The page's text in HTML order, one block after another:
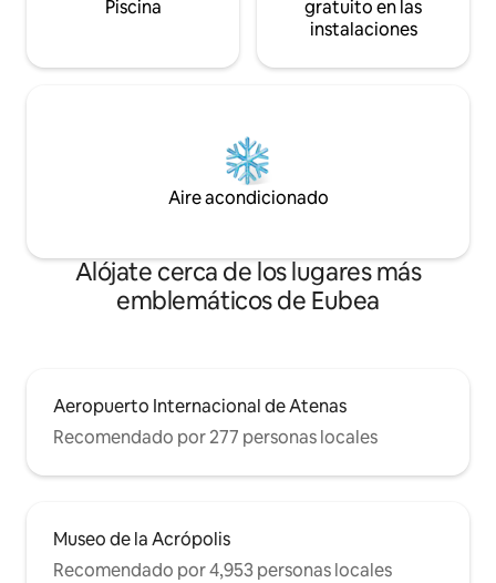
Piscina
gratuito en las
instalaciones
Aire acondicionado
Alójate cerca de los lugares más
emblemáticos de Eubea
Aeropuerto Internacional de Atenas
Recomendado por 277 personas locales
Museo de la Acrópolis
Recomendado por 4,953 personas locales